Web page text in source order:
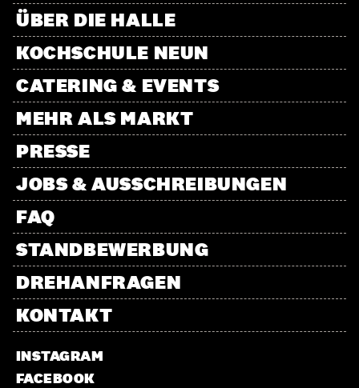
ÜBER DIE HALLE
KOCHSCHULE NEUN
CATERING & EVENTS
MEHR ALS MARKT
PRESSE
JOBS & AUSSCHREIBUNGEN
FAQ
STANDBEWERBUNG
DREHANFRAGEN
KONTAKT
INSTAGRAM
FACEBOOK